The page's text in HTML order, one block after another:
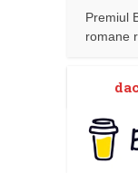
Premiul
romane